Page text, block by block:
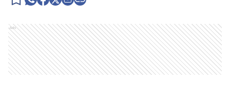
Ads